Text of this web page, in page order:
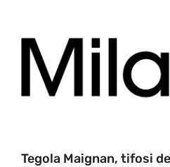
Tegola Maignan, tifosi